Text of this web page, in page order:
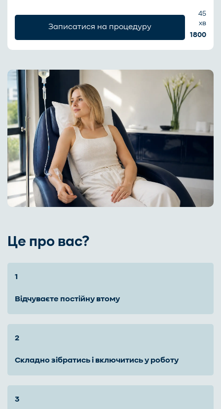
Записатися на процедуру
45
хв
1800
Це про вас?
відчуваєте постійну втому
складно зібратись і включитись у роботу